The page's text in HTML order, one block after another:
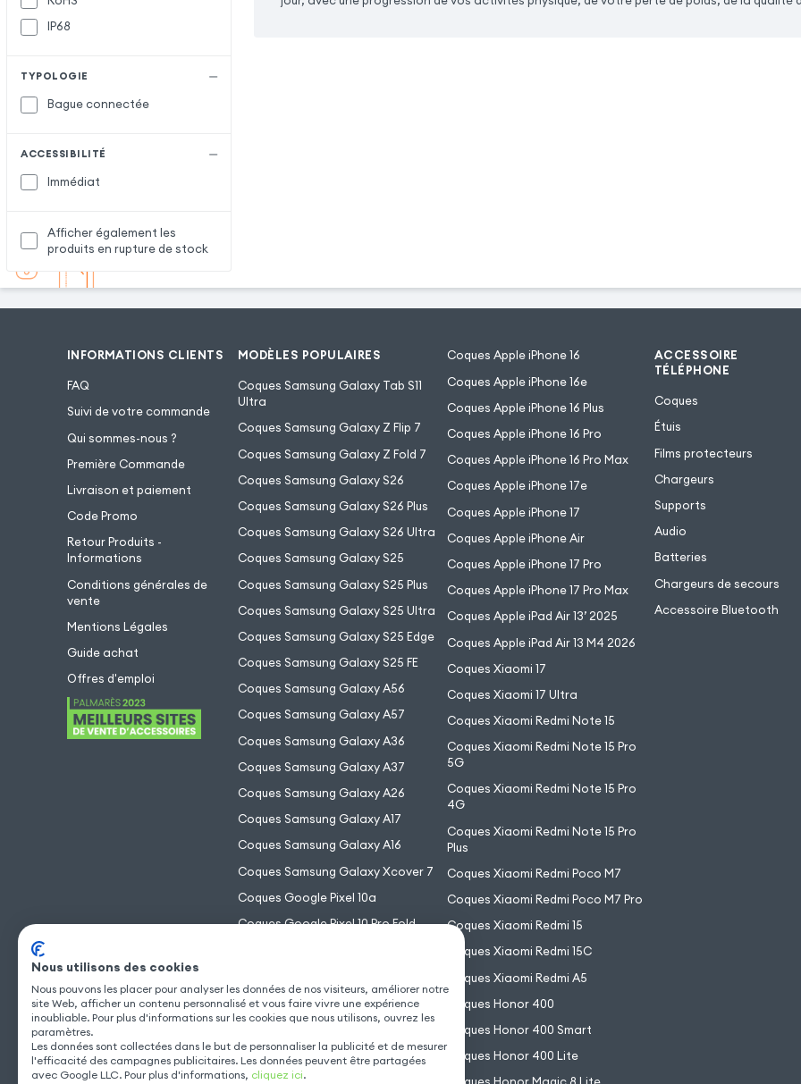
IP68
TYPOLOGIE
Bague connectée
ACCESSIBILITÉ
Immédiat
Afficher également les
produits en rupture de stock
INFORMATIONS CLIENTS
FAQ
Suivi de votre commande
Qui sommes-nous ?
Première Commande
Livraison et paiement
Code Promo
Retour Produits -
Informations
Conditions générales de
vente
Mentions Légales
Guide achat
Offres d'emploi
MODÈLES POPULAIRES
Coques Samsung Galaxy Tab S11
Ultra
Coques Samsung Galaxy Z Flip 7
Coques Samsung Galaxy Z Fold 7
Coques Samsung Galaxy S26
Coques Samsung Galaxy S26 Plus
Coques Samsung Galaxy S26 Ultra
Coques Samsung Galaxy S25
Coques Samsung Galaxy S25 Plus
Coques Samsung Galaxy S25 Ultra
Coques Samsung Galaxy S25 Edge
Coques Samsung Galaxy S25 FE
Coques Samsung Galaxy A56
Coques Samsung Galaxy A57
Coques Samsung Galaxy A36
Coques Samsung Galaxy A37
Coques Samsung Galaxy A26
Coques Samsung Galaxy A17
Coques Samsung Galaxy A16
Coques Samsung Galaxy Xcover 7
Coques Google Pixel 10a
Coques Google Pixel 10 Pro Fold
Coques Google Pixel 10
Coques Apple iPhone 16
Coques Apple iPhone 16e
Coques Apple iPhone 16 Plus
Coques Apple iPhone 16 Pro
Coques Apple iPhone 16 Pro Max
Coques Apple iPhone 17e
Coques Apple iPhone 17
Coques Apple iPhone Air
Coques Apple iPhone 17 Pro
Coques Apple iPhone 17 Pro Max
Coques Apple iPad Air 13’ 2025
Coques Apple iPad Air 13 M4 2026
Coques Xiaomi 17
Coques Xiaomi 17 Ultra
Coques Xiaomi Redmi Note 15
Coques Xiaomi Redmi Note 15 Pro
5G
Coques Xiaomi Redmi Note 15 Pro
4G
Coques Xiaomi Redmi Note 15 Pro
Plus
Coques Xiaomi Redmi Poco M7
Coques Xiaomi Redmi Poco M7 Pro
Coques Xiaomi Redmi 15
Coques Xiaomi Redmi 15C
Coques Xiaomi Redmi A5
Coques Honor 400
Coques Honor 400 Smart
Coques Honor 400 Lite
ACCESSOIRE
TÉLÉPHONE
Coques
Étuis
Films protecteurs
Chargeurs
Supports
Audio
Batteries
Chargeurs de secours
Accessoire Bluetooth
Nous utilisons des cookies
Nous pouvons les placer pour analyser les données de nos visiteurs, améliorer notre
site Web, afficher un contenu personnalisé et vous faire vivre une expérience
inoubliable. Pour plus d'informations sur les cookies que nous utilisons, ouvrez les
paramètres.
Les données sont collectées dans le but de personnaliser la publicité et de mesurer
l'efficacité des campagnes publicitaires. Les données peuvent être partagées
avec Google LLC. Pour plus d'informations, cliquez ici.